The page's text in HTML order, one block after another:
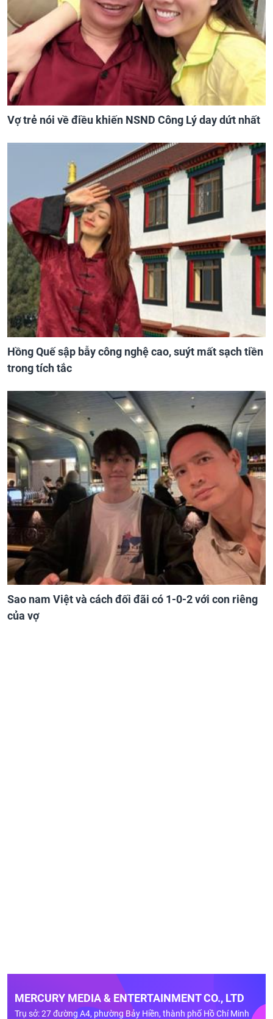
Vợ trẻ nói về điều khiến NSND Công Lý day dứt nhất
Hồng Quế sập bẫy công nghệ cao, suýt mất sạch tiền
trong tích tắc
Sao nam Việt và cách đối đãi có 1-0-2 với con riêng
của vợ
MERCURY MEDIA & ENTERTAINMENT CO., LTD
Trụ sở: 27 đường A4, phường Bảy Hiền, thành phố Hồ Chí Minh